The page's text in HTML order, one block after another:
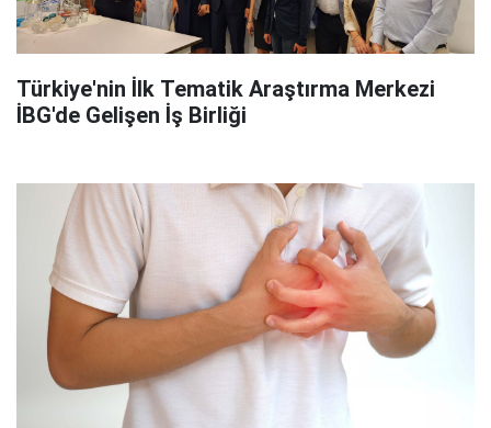
Türkiye'nin İlk Tematik Araştırma Merkezi
İBG'de Gelişen İş Birliği